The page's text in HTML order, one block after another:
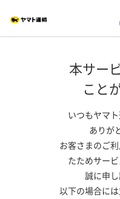
本サー
こと
いつもヤマ
ありが
お客さまのご
たためサー
誠に申し
以下の場合に